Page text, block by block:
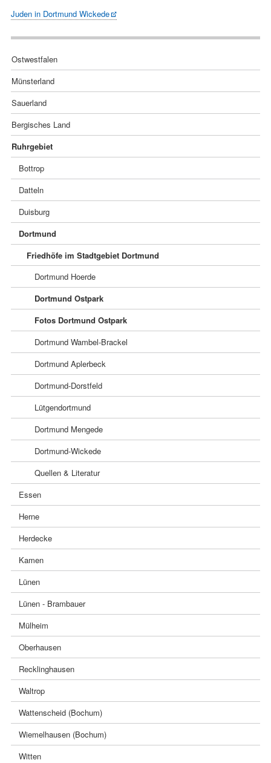
Juden in Dortmund Wickede
überspringen
Ostwestfalen
Münsterland
Sauerland
Bergisches Land
Ruhrgebiet
Bottrop
Datteln
Duisburg
Dortmund
Friedhöfe im Stadtgebiet Dortmund
Dortmund Hoerde
Dortmund Ostpark
Fotos Dortmund Ostpark
Dortmund Wambel-Brackel
Dortmund Aplerbeck
Dortmund-Dorstfeld
Lütgendortmund
Dortmund Mengede
Dortmund-Wickede
Quellen & Literatur
Essen
Herne
Herdecke
Kamen
Lünen
Lünen - Brambauer
Mülheim
Oberhausen
Recklinghausen
Waltrop
Wattenscheid (Bochum)
Wiemelhausen (Bochum)
Witten